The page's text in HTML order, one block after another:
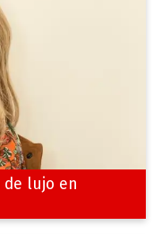
de lujo en